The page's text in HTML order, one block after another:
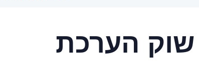
הערכת